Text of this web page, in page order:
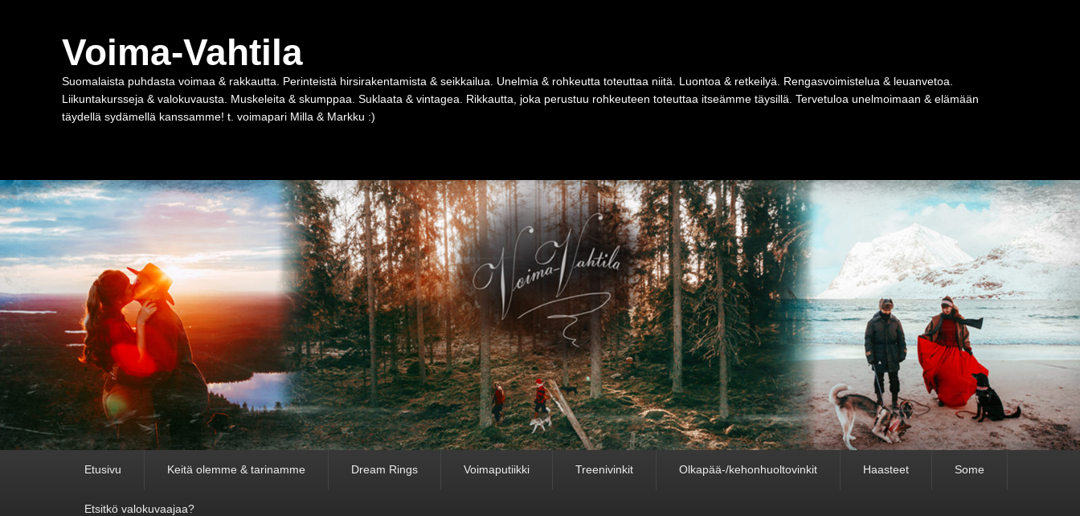
Voima-Vahtila
Suomalaista puhdasta voimaa & rakkautta. Perinteistä hirsirakentamista & seikkailua. Unelmia & rohkeutta toteuttaa niitä. Luontoa & retkeilyä. Rengasvoimistelua & leuanvetoa.
Liikuntakursseja & valokuvausta. Muskeleita & skumppaa. Suklaata & vintagea. Rikkautta, joka perustuu rohkeuteen toteuttaa itseämme täysillä. Tervetuloa unelmoimaan & elämään
täydellä sydämellä kanssamme! t. voimapari Milla & Markku :)
Etusivu Keitä olemme & tarinamme Dream Rings Voimaputiikki Treenivinkit Olkapää-/kehonhuoltovinkit Haasteet Some
Etsitkö valokuvaajaa?